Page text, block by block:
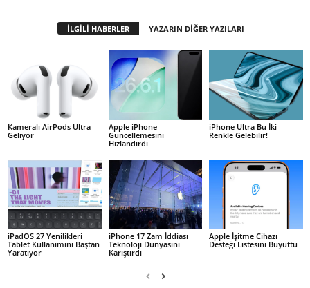
İLGİLİ HABERLER YAZARIN DİĞER YAZILARI
Kameralı AirPods Ultra
Geliyor
Apple iPhone
Güncellemesini
Hızlandırdı
iPhone Ultra Bu İki
Renkle Gelebilir!
iPadOS 27 Yenilikleri
Tablet Kullanımını Baştan
Yaratıyor
iPhone 17 Zam İddiası
Teknoloji Dünyasını
Karıştırdı
Apple İşitme Cihazı
Desteği Listesini Büyüttü